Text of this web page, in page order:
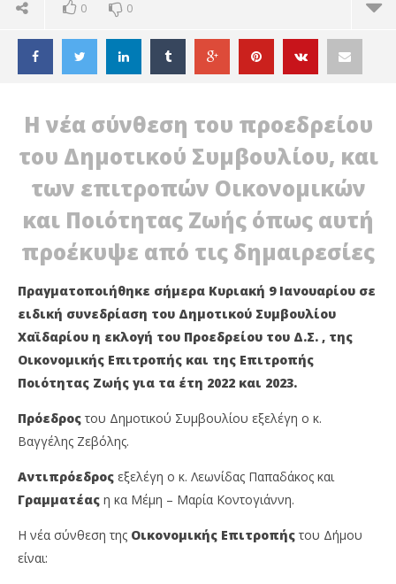
0 0
ΔΙΑΒΑΖΕΤΕ ΤΩΡΑ
Ο Βαγγέλης Ζεβόλης πρόεδρος του ΔΣ του
Χαϊδαρίου!
Ιανουαρίου
Maxitis
Η νέα σύνθεση του προεδρείου
του Δημοτικού Συμβουλίου, και
των επιτροπών Οικονομικών
και Ποιότητας Ζωής όπως αυτή
προέκυψε από τις δημαιρεσίες
Πραγματοποιήθηκε σήμερα Κυριακή 9 Ιανουαρίου σε
ειδική συνεδρίαση του Δημοτικού Συμβουλίου
Χαϊδαρίου η εκλογή του Προεδρείου του Δ.Σ. , της
Οικονομικής Επιτροπής και της Επιτροπής
Ποιότητας Ζωής για τα έτη 2022 και 2023.
Πρόεδρος του Δημοτικού Συμβουλίου εξελέγη ο κ.
Βαγγέλης Ζεβόλης.
Αντιπρόεδρος εξελέγη ο κ. Λεωνίδας Παπαδάκος και
Γραμματέας η κα Μέμη – Μαρία Κοντογιάννη.
Η νέα σύνθεση της Οικονομικής Επιτροπής του Δήμου
είναι: